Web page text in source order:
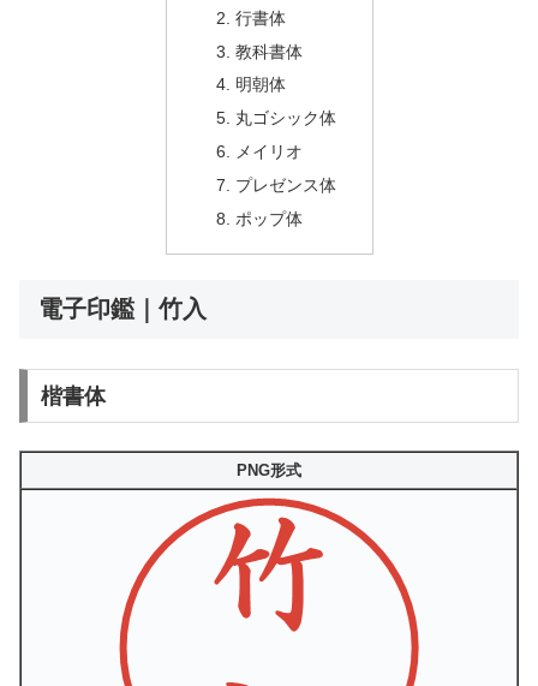
行書体
教科書体
明朝体
丸ゴシック体
メイリオ
プレゼンス体
ポップ体
電子印鑑｜竹入
楷書体
PNG形式